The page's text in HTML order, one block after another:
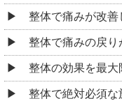
整体で痛みが改善
整体で痛みの戻り
整体の効果を最大
整体で絶対必須な